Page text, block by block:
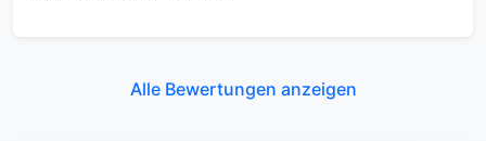
Alle Bewertungen anzeigen